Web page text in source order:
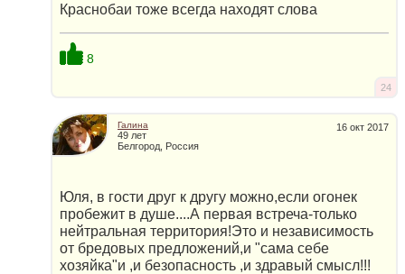
Краснобаи тоже всегда находят слова
8
24
16 окт 2017
Галина
49 лет
Белгород, Россия
Юля, в гости друг к другу можно,если огонек
пробежит в душе....А первая встреча-только
нейтральная территория!Это и независимость
от бредовых предложений,и "сама себе
хозяйка"и ,и безопасность ,и здравый смысл!!!